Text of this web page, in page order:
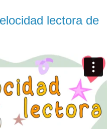
lectora de